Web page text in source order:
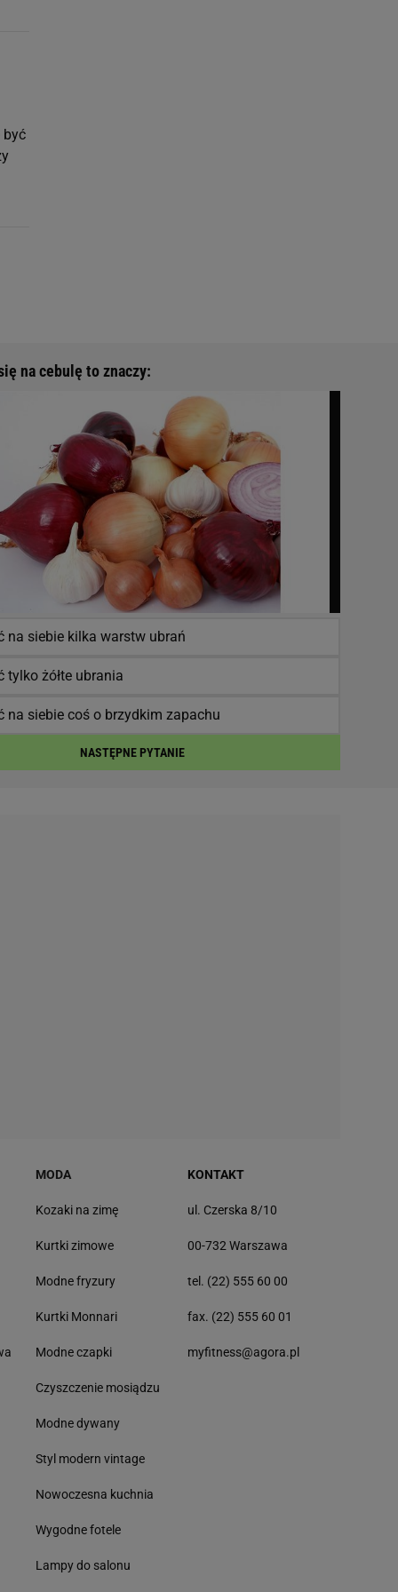
być
na cebulę to znaczy:
na siebie kilka warstw ubrań
tylko żółte ubrania
na siebie coś o brzydkim zapachu
NASTĘPNE PYTANIE
MODA
Kozaki na zimę
Kurtki zimowe
Modne fryzury
Kurtki Monnari
Modne czapki
Czyszczenie mosiądzu
Modne dywany
Styl modern vintage
Nowoczesna kuchnia
Wygodne fotele
Lampy do salonu
KONTAKT
ul. Czerska 8/10
00-732 Warszawa
tel. (22) 555 60 00
fax. (22) 555 60 01
myfitness@agora.pl